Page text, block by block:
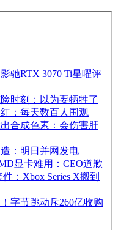
驰RTX 3070 Ti星曜评
时刻：以为要牺牲了
：每天数百人围观
合成色素：会伤害肝
：明日并网发电
显卡难用：CEO道歉
：Xbox Series X搬到
字节跳动斥260亿收购